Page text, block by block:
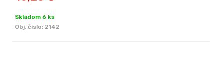
Skladom 6 ks
Obj. čislo: 2142